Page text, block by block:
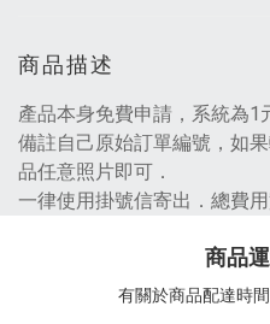
商品描述
產品本身免費申請，系統為1
備註自己原始訂單編號，如
品任意照片即可．
一律使用掛號信寄出．總費
商品
有關於商品配達時